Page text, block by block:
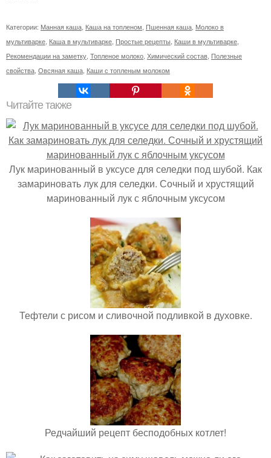
Категории: Манная каша Каша на топленом Пшенная каша Молоко в
мультиварке Каша в мультиварке Простые рецепты Каши в мультиварке
Рекомендации на заметку Топленое молоко Химический состав Полезные
свойства Овсяная каша Каши с топленым молоком
Читайте также
Лук маринованный в уксусе для селедки под шубой. Как
замариновать лук для селедки. Сочный и хрустящий
маринованный лук с яблочным уксусом
Тефтели с рисом и сливочной подливкой в духовке.
Редчайший рецепт бесподобных котлет!